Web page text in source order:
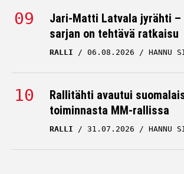
Jari-Matti Latvala jyrähti –
sarjan on tehtävä ratkaisu
RALLI 06.08.2026 HANNU
Rallitähti avautui
toiminnasta MM-rallissa
RALLI 31.07.2026 HANNU